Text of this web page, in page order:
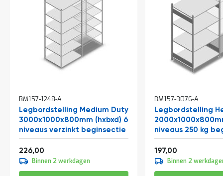
BM157-1248-A
Legbordstelling Medium Duty
3000x1000x800mm (hxbxd) 6
niveaus verzinkt beginsectie
Vanaf
226,00
Binnen 2 werkdagen
BM157-3076-A
Legbordstelling
niveaus 250 kg
Vanaf
197,00
Binnen 2